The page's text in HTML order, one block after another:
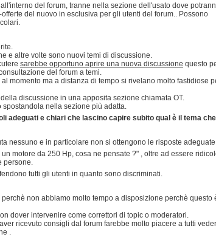
del forum, tranne nella sezione dell'usato dove
del nuovo in esclusiva per gli utenti del forum.. Possono
e altre volte sono nuovi temi di discussione.
sarebbe opportuno aprire una nuova discussione questo
del forum a temi.
momento ma a distanza di tempo si rivelano molto fastidiose
discussione in una apposita sezione chiamata OT.
nella sezione più adatta.
adeguati e chiari che lascino capire subito qual è il tema che
nessuno e in particolare non si ottengono le risposte adeguate.
motore da 250 Hp, cosa ne pensate ?" , oltre ad essere
tutti gli utenti in quanto sono discriminati.
non abbiamo molto tempo a disposizione perchè questo
dover intervenire come correttori di topic o moderatori.
ricevuto consigli dal forum farebbe molto piacere a tutti
.